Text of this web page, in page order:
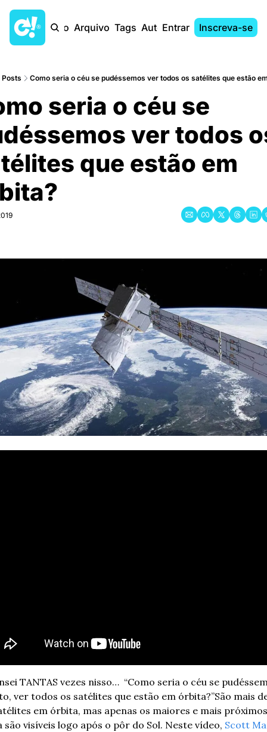
Início Arquivo Tags AutoresEntrar Inscreva-se
Posts Como seria o céu se pudéssemos ver todos os satélites que estão
seria o céu se
ver todos
que estão em
TANTAS vezes nisso…  “Como seria o céu se
ver todos os satélites que estão em órbita?”São mais
em órbita, mas apenas os maiores e mais
são visíveis logo após o pôr do Sol. Neste vídeo, Scott